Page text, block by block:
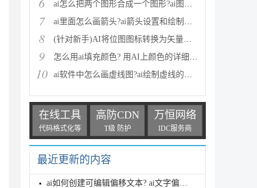
ai怎么把两个图形合成一个图形?ai图形合并两种方法介
7 ai里面怎么画箭头?ai箭头设置和绘制方法
8 (针对新手)AI将位图图标转换为矢量图方法
9 怎么用ai填充颜色? 用AI上颜色的详细教程
10 ai软件中怎么画虚线图?ai绘制虚线的详细教程
在线工具
代码格式化等
高防CDN
T级 防护
万恒网络
IDC服务商
最近更新的内容
ai如何创建可编辑偏移文本? ai文字偏移路径的使用教程